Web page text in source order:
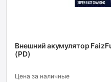
Внешний акумулятор
(PD)
Цена за наличные